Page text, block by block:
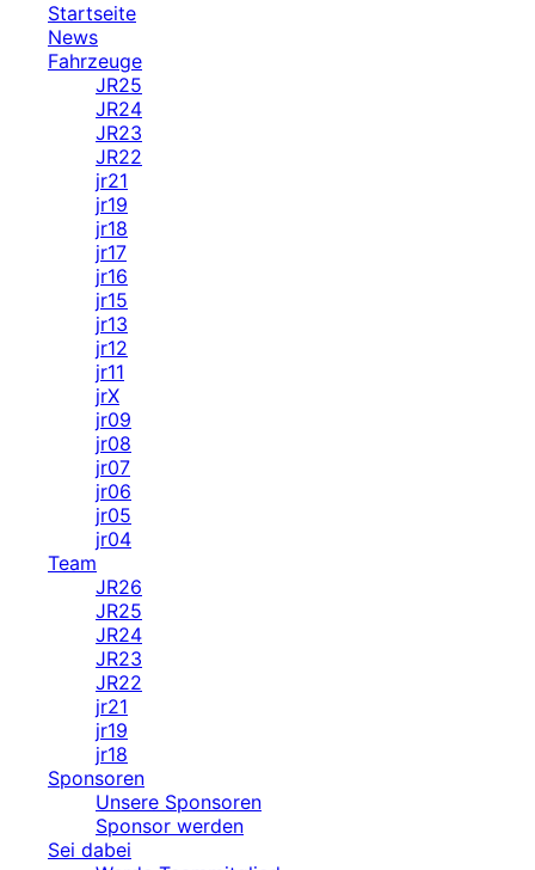
Startseite
News
Fahrzeuge
JR25
JR24
JR23
JR22
jr21
jr19
jr18
jr17
jr16
jr15
jr13
jr12
jr11
jrX
jr09
jr08
jr07
jr06
jr05
jr04
Team
JR26
JR25
JR24
JR23
JR22
jr21
jr19
jr18
Sponsoren
Unsere Sponsoren
Sponsor werden
Sei dabei